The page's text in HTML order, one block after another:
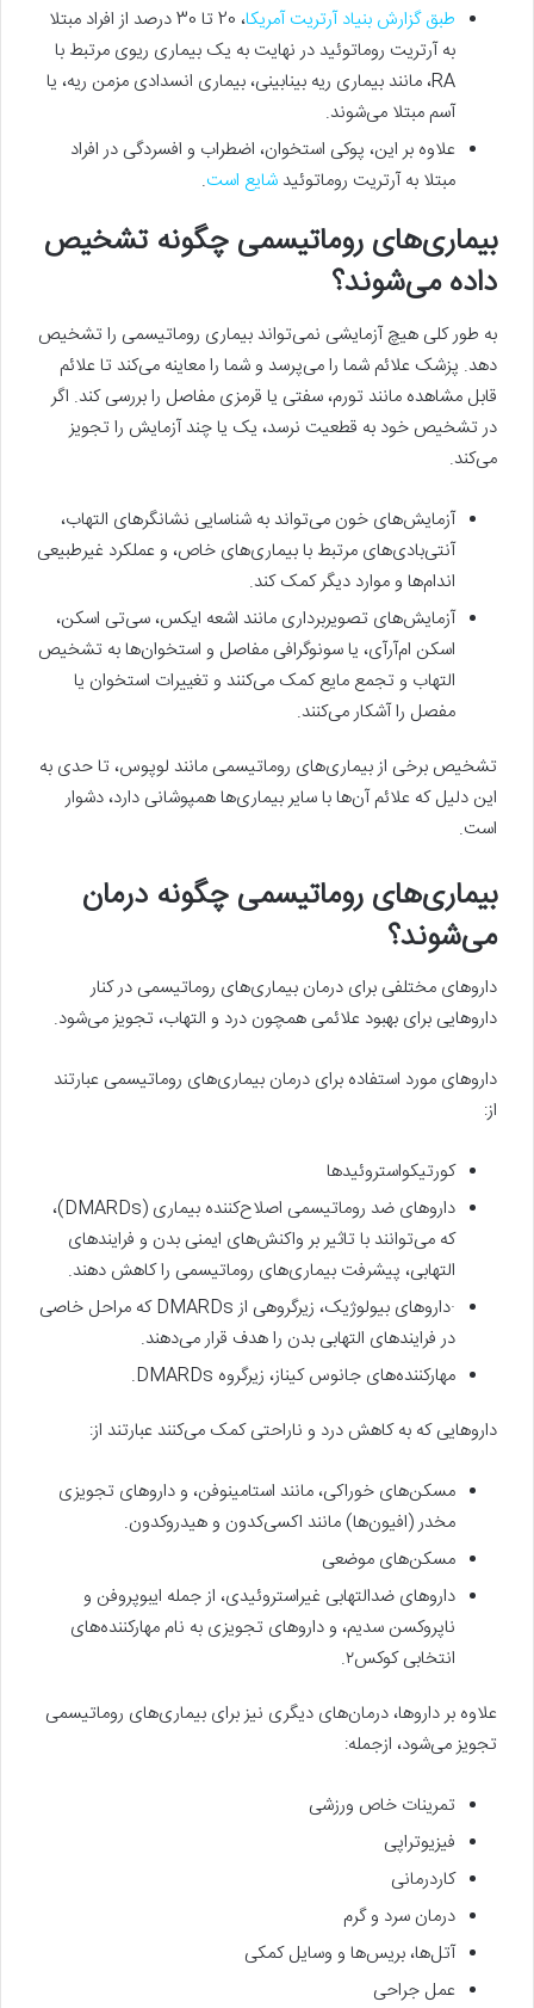
طبق گزارش بنیاد آرتریت آمریکا
، 20 تا 30 درصد از افراد مبتلا
به آرتریت روماتوئید در نهایت به یک بیماری ریوی مرتبط با
RA، مانند بیماری ریه بینابینی، بیماری انسدادی مزمن ریه، یا
آسم مبتلا می‌شوند.
علاوه بر این، پوکی استخوان، اضطراب و افسردگی در افراد
مبتلا به آرتریت روماتوئیدشایع است.
بیماری‌های روماتیسمی چگونه تشخیص
داده می‌شوند؟
به‌ طور کلی هیچ آزمایشی نمی‌تواند بیماری روماتیسمی را تشخیص
دهد. پزشک علائم شما را می‌پرسد و شما را معاینه می‌کند تا علائم
قابل مشاهده مانند تورم، سفتی یا قرمزی مفاصل را بررسی کند. اگر
در تشخیص خود به قطعیت نرسد، یک یا چند آزمایش را تجویز
می‌کند.
آزمایش‌های خون می‌تواند به شناسایی نشانگرهای التهاب،
آنتی‌بادی‌های مرتبط با بیماری‌های خاص، و عملکرد غیرطبیعی
اندام‌ها و موارد دیگر کمک کند.
آزمایش‌های تصویربرداری مانند اشعه ایکس، سی‌تی اسکن،
اسکن ام‌آر‌آی، یا سونوگرافی مفاصل و استخوان‌ها به تشخیص
التهاب و تجمع مایع کمک می‌کنند و تغییرات استخوان یا
مفصل را آشکار می‌کنند.
تشخیص برخی از بیماری‌های روماتیسمی مانند لوپوس، تا حدی به
این دلیل که علائم آن‌ها با سایر بیماری‌ها همپوشانی دارد، دشوار
است.
بیماری‌های روماتیسمی چگونه درمان
می‌شوند؟
داروهای مختلفی برای درمان بیماری‌های روماتیسمی در کنار
داروهایی برای بهبود علائمی همچون درد و التهاب، تجویز می‌شود.
داروهای مورد استفاده برای درمان بیماری‌های روماتیسمی عبارتند
از:
کورتیکواستروئیدها
داروهای ضد روماتیسمی اصلاح‌کننده بیماری (DMARDs)،
که می‌توانند با تاثیر بر واکنش‌های ایمنی بدن و فرایندهای
التهابی، پیشرفت بیماری‌های روماتیسمی را کاهش دهند.
·داروهای بیولوژیک، زیرگروهی از DMARDs که مراحل خاصی
در فرایندهای التهابی بدن را هدف قرار می‌دهند.
مهارکننده‌های جانوس کیناز، زیرگروه DMARDs.
داروهایی که به کاهش درد و ناراحتی کمک می‌کنند عبارتند از:
مسکن‌های خوراکی، مانند استامینوفن، و داروهای تجویزی
مخدر (افیون‌ها) مانند اکسی‌کدون و هیدروکدون.
مسکن‌های موضعی
داروهای ضدالتهابی غیراستروئیدی، از جمله ایبوپروفن و
ناپروکسن سدیم، و داروهای تجویزی به نام مهارکننده‌های
انتخابی کوکس۲.
علاوه بر داروها، درمان‌های دیگری نیز برای بیماری‌های روماتیسمی
تجویز می‌شود، ازجمله:
تمرینات خاص ورزشی
فیزیوتراپی
کاردرمانی
درمان سرد و گرم
آتل‌ها، بریس‌ها و وسایل کمکی
عمل جراحی